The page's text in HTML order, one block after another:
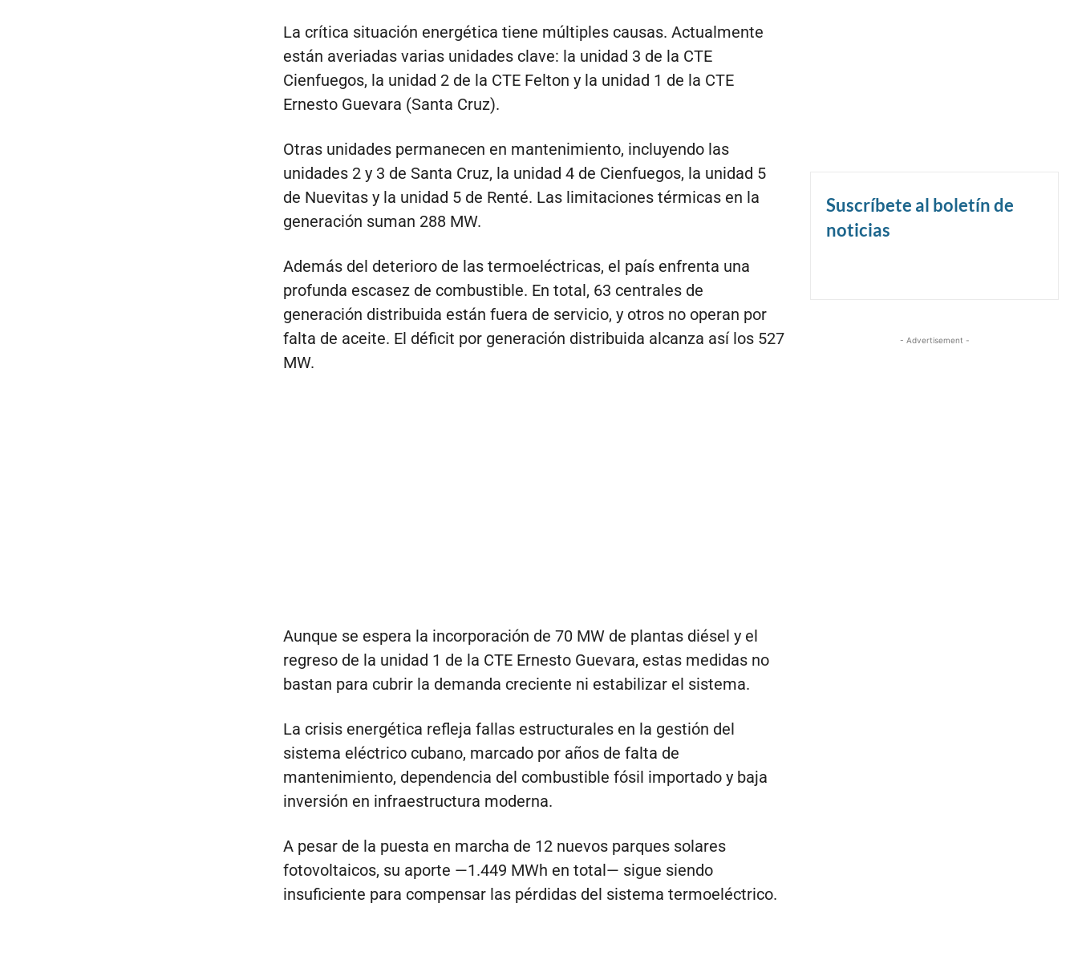
La crítica situación energética tiene múltiples causas. Actualmente
están averiadas varias unidades clave: la unidad 3 de la CTE
Cienfuegos, la unidad 2 de la CTE Felton y la unidad 1 de la CTE
Ernesto Guevara (Santa Cruz).
Otras unidades permanecen en mantenimiento, incluyendo las
unidades 2 y 3 de Santa Cruz, la unidad 4 de Cienfuegos, la unidad 5
de Nuevitas y la unidad 5 de Renté. Las limitaciones térmicas en la
generación suman 288 MW.
Además del deterioro de las termoeléctricas, el país enfrenta una
profunda escasez de combustible. En total, 63 centrales de
generación distribuida están fuera de servicio, y otros no operan por
falta de aceite. El déficit por generación distribuida alcanza así los 527
MW.
Aunque se espera la incorporación de 70 MW de plantas diésel y el
regreso de la unidad 1 de la CTE Ernesto Guevara, estas medidas no
bastan para cubrir la demanda creciente ni estabilizar el sistema.
La crisis energética refleja fallas estructurales en la gestión del
sistema eléctrico cubano, marcado por años de falta de
mantenimiento, dependencia del combustible fósil importado y baja
inversión en infraestructura moderna.
A pesar de la puesta en marcha de 12 nuevos parques solares
fotovoltaicos, su aporte —1.449 MWh en total— sigue siendo
insuficiente para compensar las pérdidas del sistema termoeléctrico.
Suscríbete al boletín de
noticias
- Advertisement -